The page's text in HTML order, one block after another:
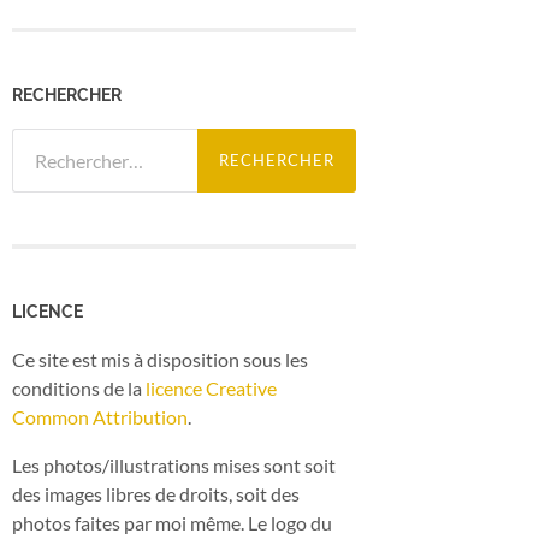
RECHERCHER
LICENCE
Ce site est mis à disposition sous les
conditions de la licence Creative
Common Attribution.
Les photos/illustrations mises sont soit
des images libres de droits, soit des
photos faites par moi même. Le logo du